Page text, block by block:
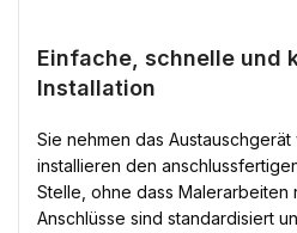
Einfache, schnelle und
Installation
Sie nehmen das Austauschgerät
installieren den
Stelle, ohne dass Malerarbeiten
Anschlüsse sind standardisiert